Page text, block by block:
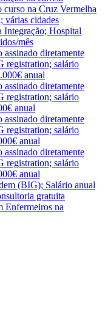
na Cruz Vermelha
várias cidades
Integração; Hospital
mês
diretamente
registration; salário
anual
diretamente
registration; salário
anual
diretamente
registration; salário
anual
diretamente
registration; salário
anual
(BIG); Salário anual
gratuita
Enfermeiros na